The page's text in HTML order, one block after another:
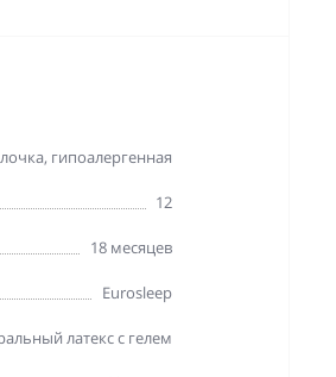
гипоалергенная
12
18 месяцев
Eurosleep
латекс с гелем